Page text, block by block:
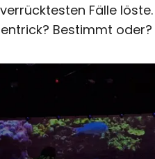
Fälle
Bestimmt oder?